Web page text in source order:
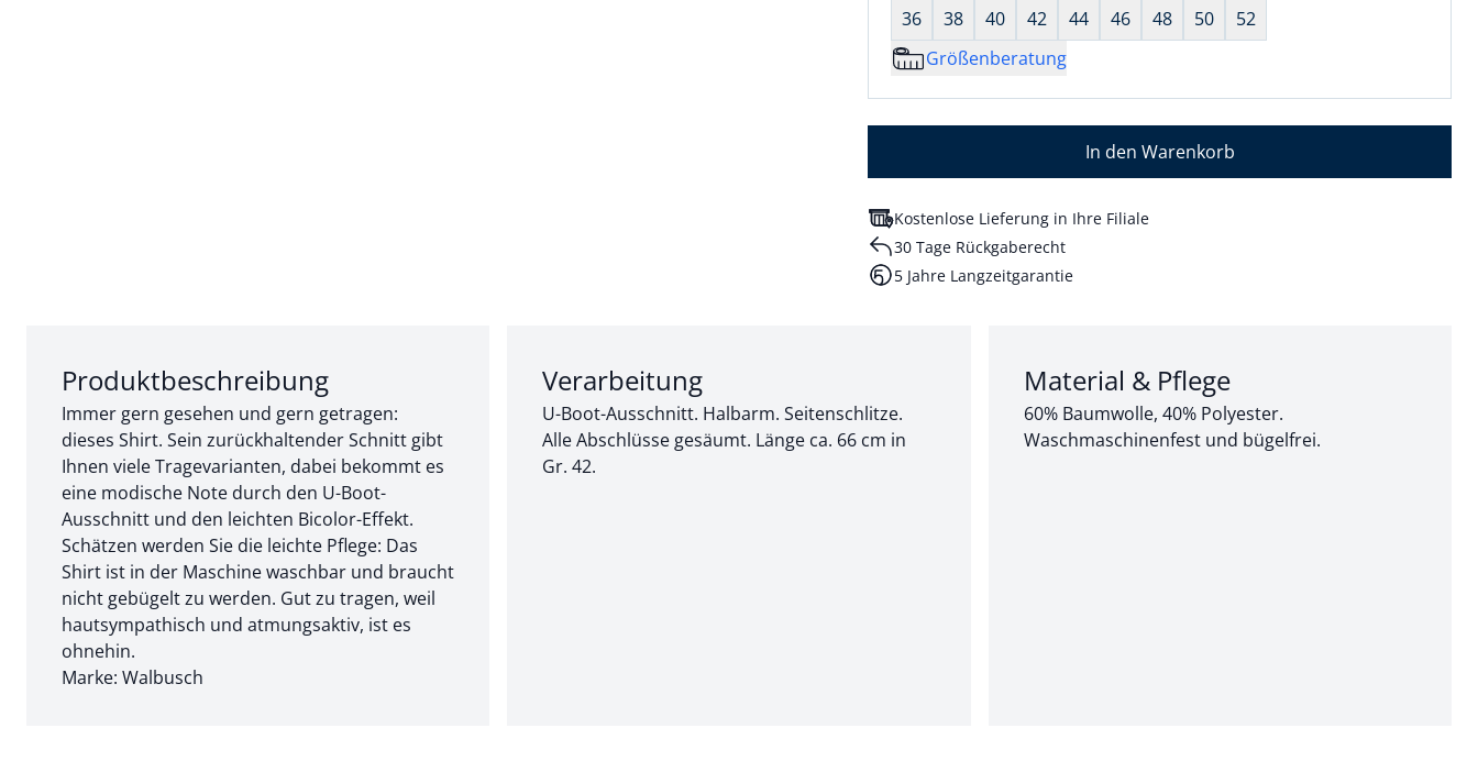
36
38 40 42 44 46 48 50
52
Größenberatung
In den Warenkorb
Kostenlose Lieferung in Ihre Filiale
30 Tage Rückgaberecht
5 Jahre Langzeitgarantie
Abschnitt 1 von 3:
Produktbeschreibung
Immer gern gesehen und gern getragen:
dieses Shirt. Sein zurückhaltender Schnitt gibt
Ihnen viele Tragevarianten, dabei bekommt es
eine modische Note durch den U-Boot-
Ausschnitt und den leichten Bicolor-Effekt.
Schätzen werden Sie die leichte Pflege: Das
Shirt ist in der Maschine waschbar und braucht
nicht gebügelt zu werden. Gut zu tragen, weil
hautsympathisch und atmungsaktiv, ist es
ohnehin.
Marke: Walbusch
Abschnitt 2 von 3:
Verarbeitung
U-Boot-Ausschnitt. Halbarm. Seitenschlitze.
Alle Abschlüsse gesäumt. Länge ca. 66 cm in
Gr. 42.
Abschnitt 3 von 3:
Material & Pflege
60% Baumwolle, 40% Polyester.
Waschmaschinenfest und bügelfrei.